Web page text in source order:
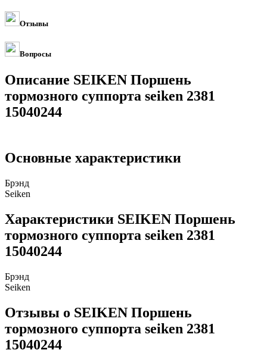
Отзывы
Вопросы
Описание SEIKEN Поршень
тормозного суппорта seiken 2381
15040244
Основные характеристики
Брэнд
Seiken
Характеристики SEIKEN Поршень
тормозного суппорта seiken 2381
15040244
Брэнд
Seiken
Отзывы о SEIKEN Поршень
тормозного суппорта seiken 2381
15040244